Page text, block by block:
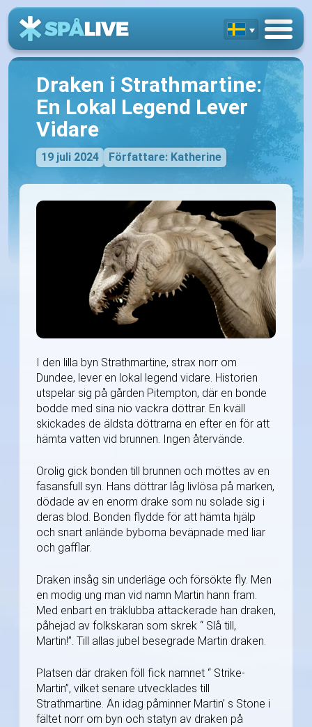
Draken i Strathmartine:
En Lokal Legend Lever
Vidare
19 juli 2024 Författare: Katherine
I den lilla byn Strathmartine, strax norr om
Dundee, lever en lokal legend vidare. Historien
utspelar sig på gården Pitempton, där en bonde
bodde med sina nio vackra döttrar. En kväll
skickades de äldsta döttrarna en efter en för att
hämta vatten vid brunnen. Ingen återvände.
Orolig gick bonden till brunnen och möttes av en
fasansfull syn. Hans döttrar låg livlösa på marken,
dödade av en enorm drake som nu solade sig i
deras blod. Bonden flydde för att hämta hjälp
och snart anlände byborna beväpnade med liar
och gafflar.
Draken insåg sin underläge och försökte fly. Men
en modig ung man vid namn Martin hann fram.
Med enbart en träklubba attackerade han draken,
påhejad av folkskaran som skrek “ Slå till,
Martin!”. Till allas jubel besegrade Martin draken.
Platsen där draken föll fick namnet “ Strike-
Martin”, vilket senare utvecklades till
Strathmartine. Än idag påminner Martin’ s Stone i
fältet norr om byn och statyn av draken på